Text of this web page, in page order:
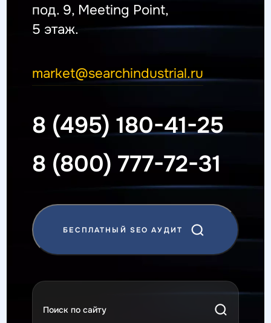
под. 9, Meeting Point,
5 этаж.
market@searchindustrial.ru
8 (495) 180-41-25
8 (800) 777-72-31
БЕСПЛАТНЫЙ SEO АУДИТ